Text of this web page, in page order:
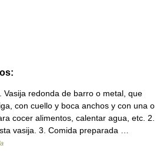
redonda de barro o metal, que
con cuello y boca anchos y con una o
cocer alimentos, calentar agua, etc. 2.
vasija. 3. Comida preparada …